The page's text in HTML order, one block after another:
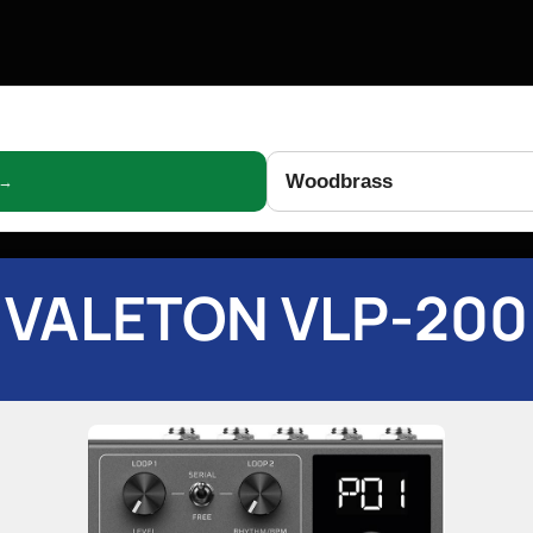
Woodbrass
VALETON VLP-200